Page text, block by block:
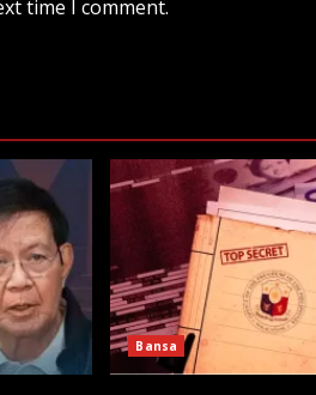
time I comment.
Bansa